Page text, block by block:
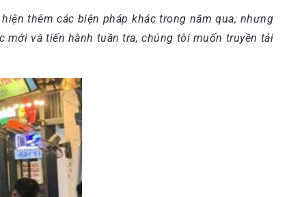
thêm các biện pháp khác trong năm qua, nhưng
mới và tiến hành tuần tra, chúng tôi muốn truyền tải